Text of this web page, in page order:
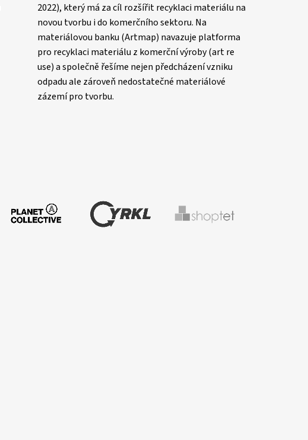
2022), který má za cíl rozšířit recyklaci materiálu na
novou tvorbu i do komerčního sektoru. Na
materiálovou banku (Artmap) navazuje platforma
pro recyklaci materiálu z komerční výroby (art re
use) a společně řešíme nejen předcházení vzniku
odpadu ale zároveň nedostatečné materiálové
zázemí pro tvorbu.